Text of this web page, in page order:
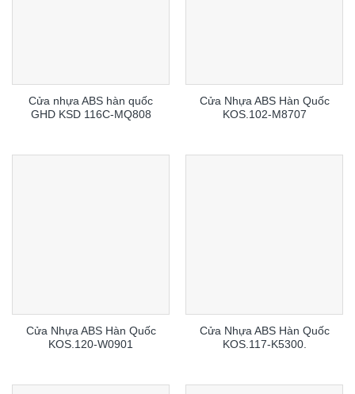
Cửa nhựa ABS hàn quốc
GHD KSD 116C-MQ808
Cửa Nhựa ABS Hàn Quốc
KOS.102-M8707
Cửa Nhựa ABS Hàn Quốc
KOS.120-W0901
Cửa Nhựa ABS Hàn Quốc
KOS.117-K5300.